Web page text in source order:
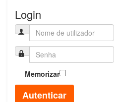
Login
Memorizar
Autenticar